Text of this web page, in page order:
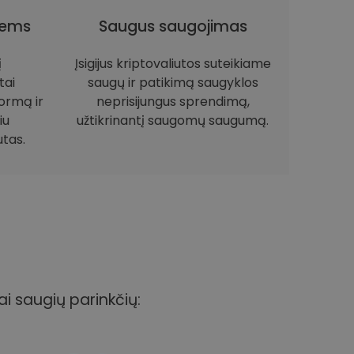
ir
Saugus saugojimas
Įsigijus kriptovaliutos suteikiame
saugų ir patikimą saugyklos
neprisijungus sprendimą,
užtikrinantį saugomų saugumą.
saugių parinkčių: